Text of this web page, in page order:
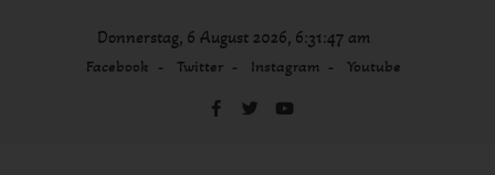
Donnerstag, 6 August 2026, 6:31:47 am
Facebook Twitter Instagram Youtube